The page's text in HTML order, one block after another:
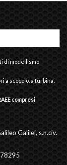
di modellismo
a scoppio, a turbina,
compresi
Galilei, s.n.civ.